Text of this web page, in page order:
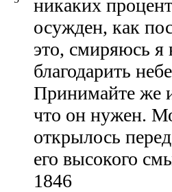
никаких
осужден, как
это, смиряюсь я
благодарить
Принимайте же
что он нужен.
открылось
его высокого
1846